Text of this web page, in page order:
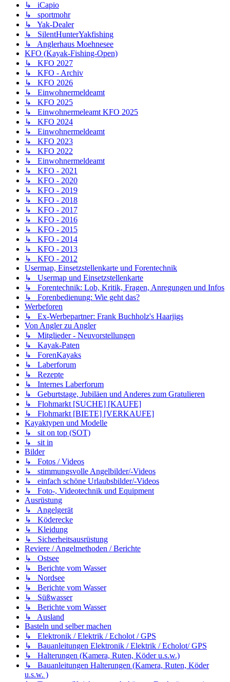
↳ iCapio
↳ sportmohr
↳ Yak-Dealer
↳ SilentHunterYakfishing
↳ Anglerhaus Moehnesee
KFO (Kayak-Fishing-Open)
↳ KFO 2027
↳ KFO - Archiv
↳ KFO 2026
↳ Einwohnermeldeamt
↳ KFO 2025
↳ Einwohnermeleamt KFO 2025
↳ KFO 2024
↳ Einwohnermeldeamt
↳ KFO 2023
↳ KFO 2022
↳ Einwohnermeldeamt
↳ KFO - 2021
↳ KFO - 2020
↳ KFO - 2019
↳ KFO - 2018
↳ KFO - 2017
↳ KFO - 2016
↳ KFO - 2015
↳ KFO - 2014
↳ KFO - 2013
↳ KFO - 2012
Usermap, Einsetzstellenkarte und Forentechnik
↳ Usermap und Einsetzstellenkarte
↳ Forentechnik: Lob, Kritik, Fragen, Anregungen und Infos
↳ Forenbedienung: Wie geht das?
Werbeforen
↳ Ex-Werbepartner: Frank Buchholz's Haarjigs
Von Angler zu Angler
↳ Mitglieder - Neuvorstellungen
↳ Kayak-Paten
↳ ForenKayaks
↳ Laberforum
↳ Rezepte
↳ Internes Laberforum
↳ Geburtstage, Jubiläen und Anderes zum Gratulieren
↳ Flohmarkt [SUCHE] [KAUFE]
↳ Flohmarkt [BIETE] [VERKAUFE]
Kayaktypen und Modelle
↳ sit on top (SOT)
↳ sit in
Bilder
↳ Fotos / Videos
↳ stimmungsvolle Angelbilder/-Videos
↳ einfach schöne Urlaubsbilder/-Videos
↳ Foto-, Videotechnik und Equipment
Ausrüstung
↳ Angelgerät
↳ Köderecke
↳ Kleidung
↳ Sicherheitsausrüstung
Reviere / Angelmethoden / Berichte
↳ Ostsee
↳ Berichte vom Wasser
↳ Nordsee
↳ Berichte vom Wasser
↳ Süßwasser
↳ Berichte vom Wasser
↳ Ausland
Basteln und selber machen
↳ Elektronik / Elektrik / Echolot / GPS
↳ Bauanleitungen Elektronik / Elektrik / Echolot/ GPS
↳ Halterungen (Kamera, Ruten, Köder u.s.w.)
↳ Bauanleitungen Halterungen (Kamera, Ruten, Köder
u.s.w. )